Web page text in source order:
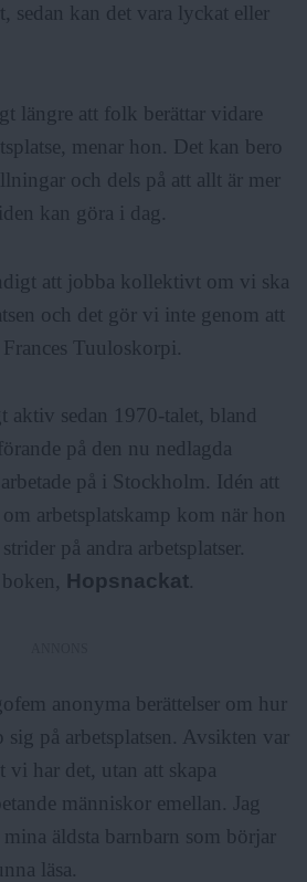
sedan kan det vara lyckat eller
längre att folk berättar vidare
menar hon. Det kan bero
och dels på att allt är mer
kan göra i dag.
att jobba kollektivt om vi ska
och det gör vi inte genom att
Tuuloskorpi.
aktiv sedan 1970-talet, bland
på den nu nedlagda
på i Stockholm. Idén att
arbetsplatskamp kom när hon
på andra arbetsplatser.
Hopsnackat.
anonyma berättelser om hur
på arbetsplatsen. Avsikten var
vi har det, utan att skapa
människor emellan. Jag
äldsta barnbarn som börjar
läsa.